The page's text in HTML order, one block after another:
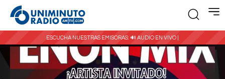
ESCUCHA NUESTRAS EMISORAS: 🔊 AUDIO EN VIVO |